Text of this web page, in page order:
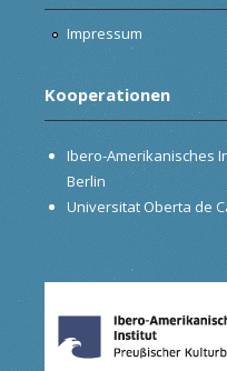
Impressum
Kooperationen
Ibero-Amerikanisches
Berlin
Universitat Oberta de